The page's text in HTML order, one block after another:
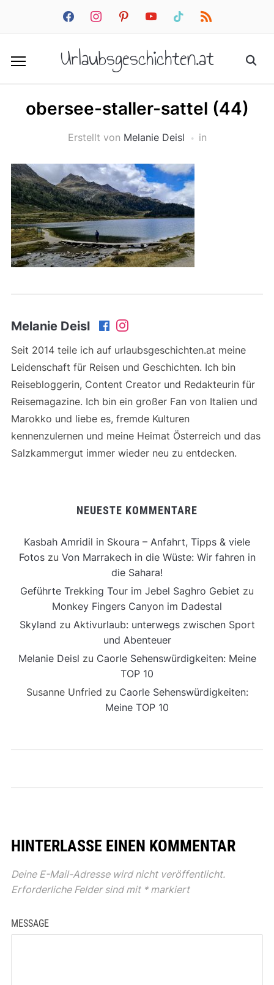
facebookinstagrampinterestyoutube tiktok rss
Urlaubsgeschichten.at
obersee-staller-sattel (44)
Erstellt von Melanie Deisl in
Melanie Deisl
Seit 2014 teile ich auf urlaubsgeschichten.at meine
Leidenschaft für Reisen und Geschichten. Ich bin
Reisebloggerin, Content Creator und Redakteurin für
Reisemagazine. Ich bin ein großer Fan von Italien und
Marokko und liebe es, fremde Kulturen
kennenzulernen und meine Heimat Österreich und das
Salzkammergut immer wieder neu zu entdecken.
NEUESTE KOMMENTARE
Kasbah Amridil in Skoura – Anfahrt, Tipps & viele
Fotoszu Von Marrakech in die Wüste: Wir fahren in
die Sahara!
Geführte Trekking Tour im Jebel Saghro Gebiet zu
Monkey Fingers Canyon im Dadestal
Skyland zu Aktivurlaub: unterwegs zwischen Sport
und Abenteuer
Melanie Deisl zu Caorle Sehenswürdigkeiten: Meine
TOP 10
Susanne Unfried zu Caorle Sehenswürdigkeiten:
Meine TOP 10
HINTERLASSE EINEN KOMMENTAR
Deine E-Mail-Adresse wird nicht veröffentlicht.
Erforderliche Felder sind mit *markiert
MESSAGE